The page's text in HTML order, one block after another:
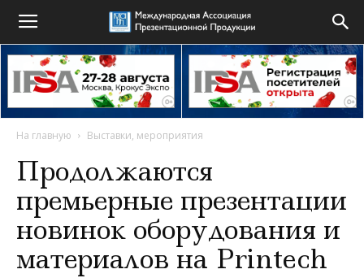
На главную Выставки, мероприятия
Продолжаются
премьерные презентации
новинок оборудования и
материалов на Printech